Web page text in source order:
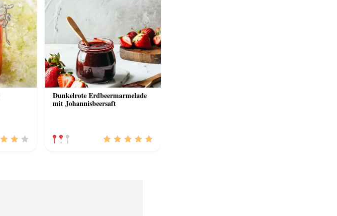
Dunkelrote Erdbeermarmelade
mit Johannisbeersaft